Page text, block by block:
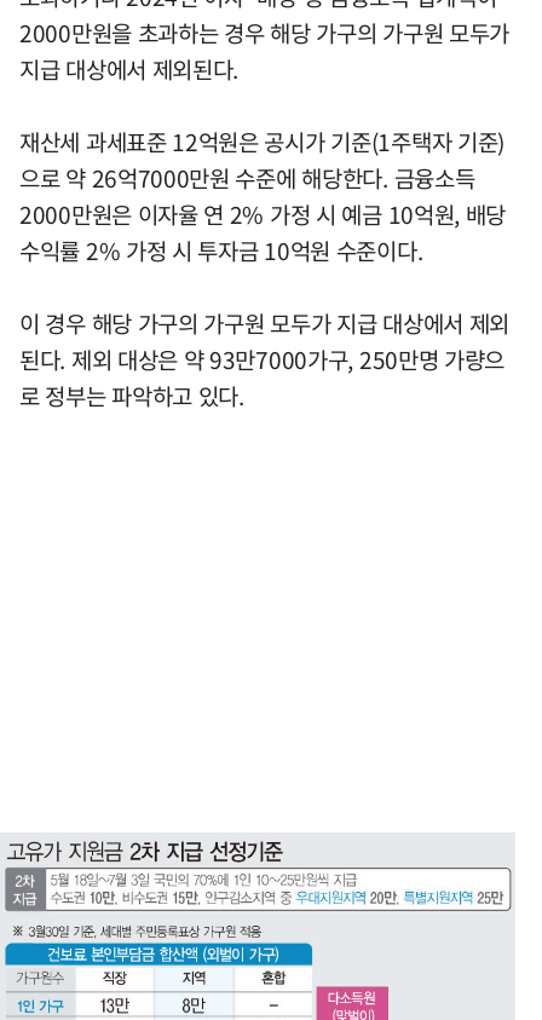
2000만원을 초과하는 경우 해당 가구의 가구원 모두가
지급 대상에서 제외된다.
재산세 과세표준 12억원은 공시가 기준(1주택자 기준)
으로 약 26억7000만원 수준에 해당한다. 금융소득
2000만원은 이자율 연 2% 가정 시 예금 10억원, 배당
수익률 2% 가정 시 투자금 10억원 수준이다.
이 경우 해당 가구의 가구원 모두가 지급 대상에서 제외
된다. 제외 대상은 약 93만7000가구, 250만명 가량으
로 정부는 파악하고 있다.